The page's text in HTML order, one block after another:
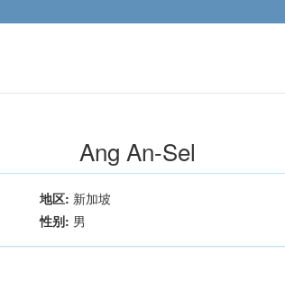
Ang An-Sel
地区: 新加坡
性别: 男